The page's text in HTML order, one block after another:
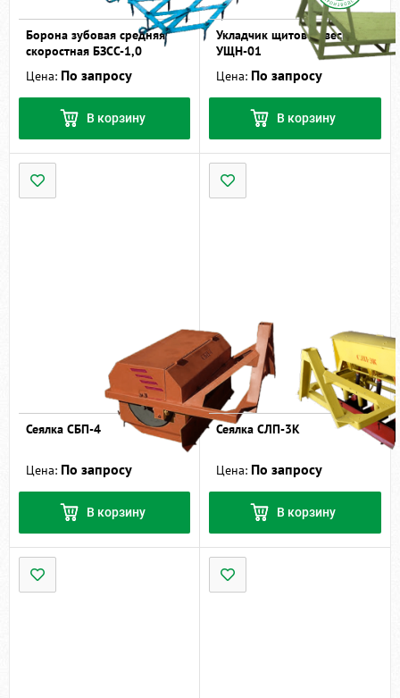
Борона зубовая средняя
скоростная БЗСС-1,0
Цена: По запросу
В корзину
Укладчик щитов навесной
УЩН-01
Цена: По запросу
В корзину
Сеялка СБП-4
Цена: По запросу
В корзину
Сеялка СЛП-3К
Цена: По запросу
В корзину